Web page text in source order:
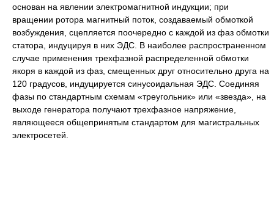
основан на явлении электромагнитной индукции; при
вращении ротора магнитный поток, создаваемый обмоткой
возбуждения, сцепляется поочередно с каждой из фаз обмотки
статора, индуцируя в них ЭДС. В наиболее распространенном
случае применения трехфазной распределенной обмотки
якоря в каждой из фаз, смещенных друг относительно друга на
120 градусов, индуцируется синусоидальная ЭДС. Соединяя
фазы по стандартным схемам «треугольник» или «звезда», на
выходе генератора получают трехфазное напряжение,
являющееся общепринятым стандартом для магистральных
электросетей.